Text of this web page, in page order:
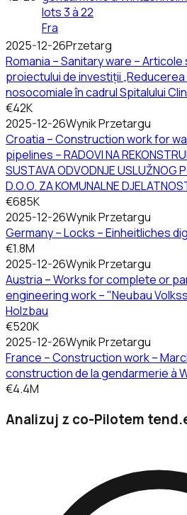
lots 3 à 22
Fra
2025-12-26Przetarg
Romania – Sanitary ware –
proiectului de investiții
nosocomiale în cadrul Spitalului
€42K
2025-12-26Wynik Przetargu
Croatia – Construction work for
pipelines – RADOVI NA
SUSTAVA ODVODNJE USLUŽNOG
D.O.O. ZA KOMUNALNE
€685K
2025-12-26Wynik Przetargu
Germany – Locks – Einheitliches
€1.8M
2025-12-26Wynik Przetargu
Austria – Works for complete or
engineering work – "Neubau
Holzbau
€520K
2025-12-26Wynik Przetargu
France – Construction work –
construction de la gendarmerie à
€4.4M
Analizuj z co-Pilotem